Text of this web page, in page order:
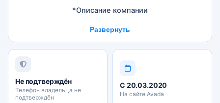
*Описание компании
«AromaKo» - это сеть агентств, которые оказывают
услуги по ароматизации помещений физических и
юридических лиц. Научные исследования давно
подтвердили факт влияния ароматов на поведение
человека. В Европе и Америке аромамаркетинг
уже прочно вошел в список наиболее часто
используемых и популярных маркетинговых
Развернуть
Не подтверждён
Телефон владельца не
подтверждён
С 20.03.2020
На сайте Avada